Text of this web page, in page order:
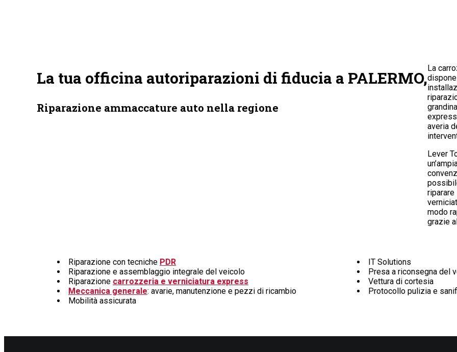
La tua officina autoriparazioni di fiducia a PALERMO,
Riparazione ammaccature auto nella regione
La
averia
Lever
riparare
modo
grazie
Riparazione con tecniche PDR
Riparazione e assemblaggio integrale del veicolo
Riparazione carrozzeria e verniciatura express
Meccanica generale: avarie, manutenzione e pezzi di ricambio
Mobilità assicurata
IT Solutions
Presa a riconsegna del
Vettura di cortesia
Protocollo pulizia e